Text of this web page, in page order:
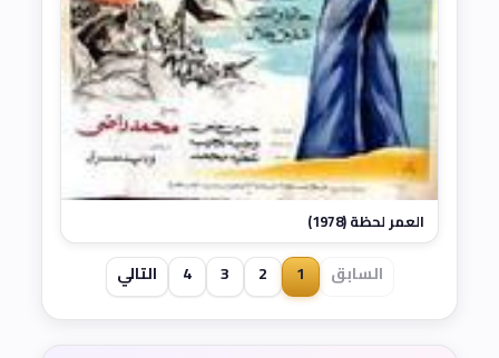
العمر لحظة (1978)
السابق 1
2
3
4 التالي